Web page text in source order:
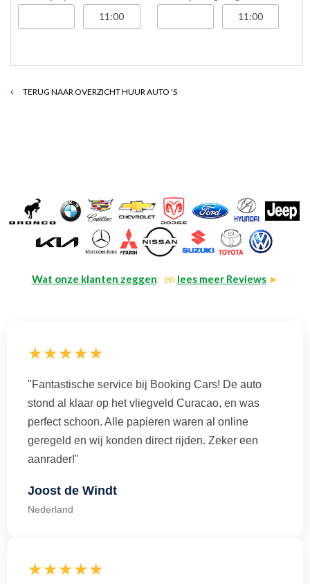
TERUG NAAR OVERZICHT HUUR AUTO 'S
Wat onze klanten zeggen: en lees meer Reviews►
★★★★★
"Fantastische service bij Booking Cars! De auto
stond al klaar op het vliegveld Curacao, en was
perfect schoon. Alle papieren waren al online
geregeld en wij konden direct rijden. Zeker een
aanrader!"
Joost de Windt
Nederland
★★★★★